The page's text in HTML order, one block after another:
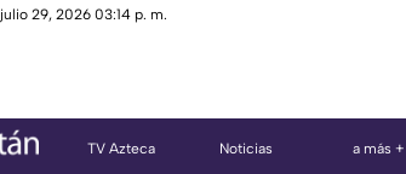
julio 29, 2026 03:14 p. m.
TV Azteca
Noticias
a más +